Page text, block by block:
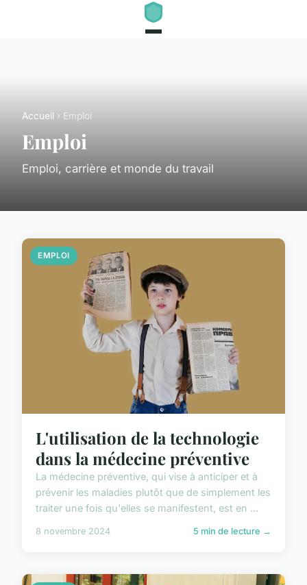
Accueil › Emploi
Emploi
Emploi, carrière et monde du travail
EMPLOI
L'utilisation de la technologie
dans la médecine préventive
La médecine préventive, qui vise à anticiper et à
prévenir les maladies plutôt que de simplement les
traiter une fois qu'elles se manifestent, est en ...
8 novembre 2024 5 min de lecture →